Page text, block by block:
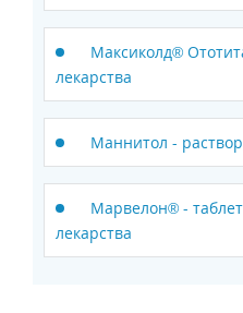
Максиколд®
лекарства
Маннитол -
Марвелон® -
лекарства